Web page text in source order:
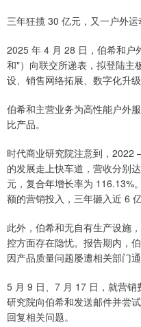
三年狂揽 30 亿元，又一户外运
2025 年 4 月 28 日，伯希和户
和"）向联交所递表，拟登陆主
设、销售网络拓展、数字化升级
伯希和主营业务为高性能户外
比产品。
时代商业研究院注意到，
的发展走上快车道，营收分别
元，复合年增长率为 116.13%
额的营销投入，三年砸入近 6
此外，伯希和无自有生产设施
控方面存在隐忧。报告期内，
因产品质量问题屡遭相关部门通
5 月 9 日、7 月 17 日，就营
研究院向伯希和发送邮件并尝
回复相关问题。